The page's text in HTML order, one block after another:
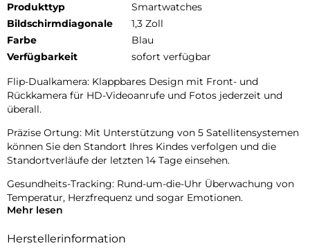
Produkttyp
Smartwatches
Bildschirmdiagonale
1,3 Zoll
Farbe
Blau
Verfügbarkeit
sofort verfügbar
Flip-Dualkamera: Klappbares Design mit Front- und
Rückkamera für HD-Videoanrufe und Fotos jederzeit und
überall.
Präzise Ortung: Mit Unterstützung von 5 Satellitensystemen
können Sie den Standort Ihres Kindes verfolgen und die
Standortverläufe der letzten 14 Tage einsehen.
Gesundheits-Tracking: Rund-um-die-Uhr Überwachung von
Temperatur, Herzfrequenz und sogar Emotionen.
von Training und Leistungsdaten.
Mehr lesen
Herstellerinformation